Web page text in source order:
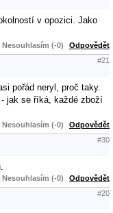
v opozici. Jako
Nesouhlasím (-0) Odpovědět
#21
pořád neryl, proč taky.
jak se říká, každé zboží
Nesouhlasím (-0) Odpovědět
#30
Nesouhlasím (-0) Odpovědět
#20